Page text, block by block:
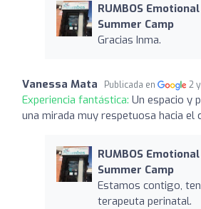
RUMBOS
Summer Camp
Gracias Inma.
Vanessa Mata Publicada en 2
Experiencia fantástica: Un espacio y
una mirada muy respetuosa hacia el
RUMBOS
Summer Camp
Estamos contigo,
terapeuta perinatal.